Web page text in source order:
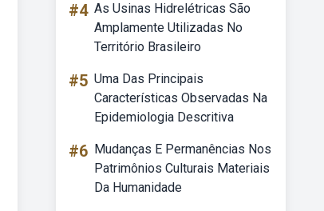
#4 As Usinas Hidrelétricas São
Amplamente Utilizadas No
Território Brasileiro
#5 Uma Das Principais
Características Observadas Na
Epidemiologia Descritiva
#6 Mudanças E Permanências Nos
Patrimônios Culturais Materiais
Da Humanidade